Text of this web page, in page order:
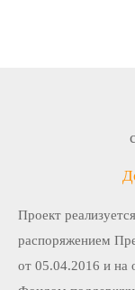
Проект
распоряжением
от 05.04.2016 и на